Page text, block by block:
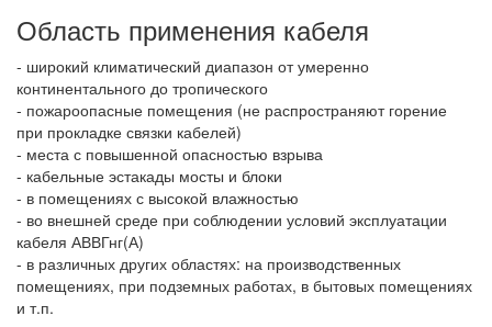
Область применения кабеля
- широкий климатический диапазон от умеренно
континентального до тропического
- пожароопасные помещения (не распространяют горение
при прокладке связки кабелей)
- места с повышенной опасностью взрыва
- кабельные эстакады мосты и блоки
- в помещениях с высокой влажностью
- во внешней среде при соблюдении условий эксплуатации
кабеля АВВГнг(А)
- в различных других областях: на производственных
помещениях, при подземных работах, в бытовых помещениях
и т.п.